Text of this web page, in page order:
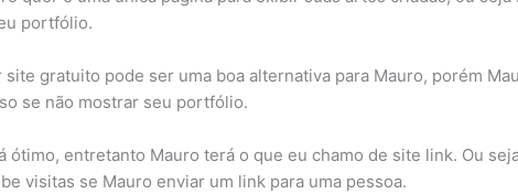
portfólio.
site gratuito pode ser uma boa alternativa para Mauro, porém
se não mostrar seu portfólio.
ótimo, entretanto Mauro terá o que eu chamo de site link. Ou
visitas se Mauro enviar um link para uma pessoa.